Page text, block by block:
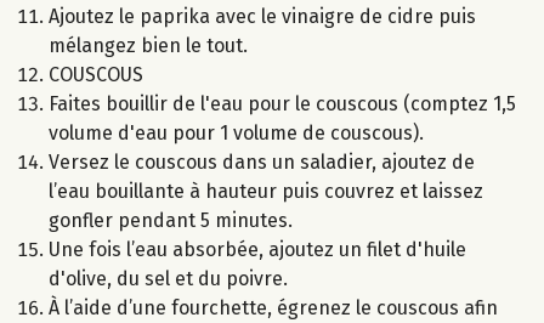
Ajoutez le paprika avec le vinaigre de cidre puis
mélangez bien le tout.
COUSCOUS
Faites bouillir de l'eau pour le couscous (comptez 1,5
volume d'eau pour 1 volume de couscous).
Versez le couscous dans un saladier, ajoutez de
l’eau bouillante à hauteur puis couvrez et laissez
gonfler pendant 5 minutes.
Une fois l’eau absorbée, ajoutez un filet d'huile
d'olive, du sel et du poivre.
À l’aide d’une fourchette, égrenez le couscous afin